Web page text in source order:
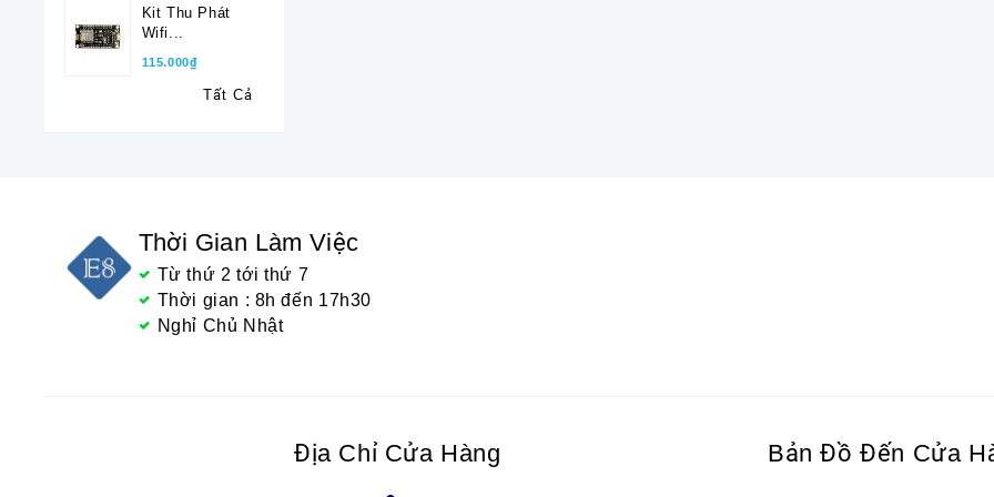
Kit Thu Phát
Wifi...
115.000₫
Tất Cả
Thời Gian Làm Việc
Từ thứ 2 tới thứ 7
Thời gian : 8h đến 17h30
Nghỉ Chủ Nhật
Địa Chỉ Cửa Hàng Bản Đồ Đến Cửa